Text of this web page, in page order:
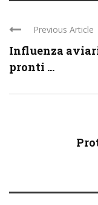
Previous Article
Influenza
pronti ...